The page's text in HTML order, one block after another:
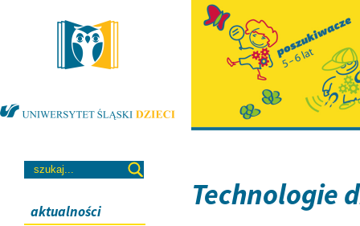
aktualności
Technologie